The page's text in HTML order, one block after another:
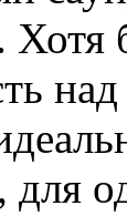
Хотя
для